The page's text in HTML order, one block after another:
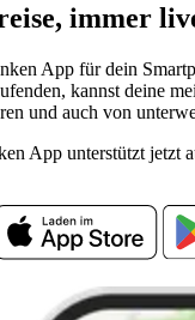
immer
App für dein
kannst deine
und auch von
App unterstützt jetzt